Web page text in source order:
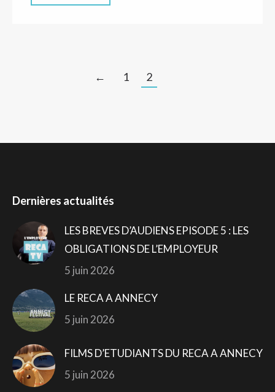
← 1 2
Dernières actualités
LES BREVES D’AUDIENS EPISODE 5 : LES
OBLIGATIONS DE L’EMPLOYEUR
5 juin 2026
LE RECA A ANNECY
5 juin 2026
FILMS D’ETUDIANTS DU RECA A ANNECY
5 juin 2026